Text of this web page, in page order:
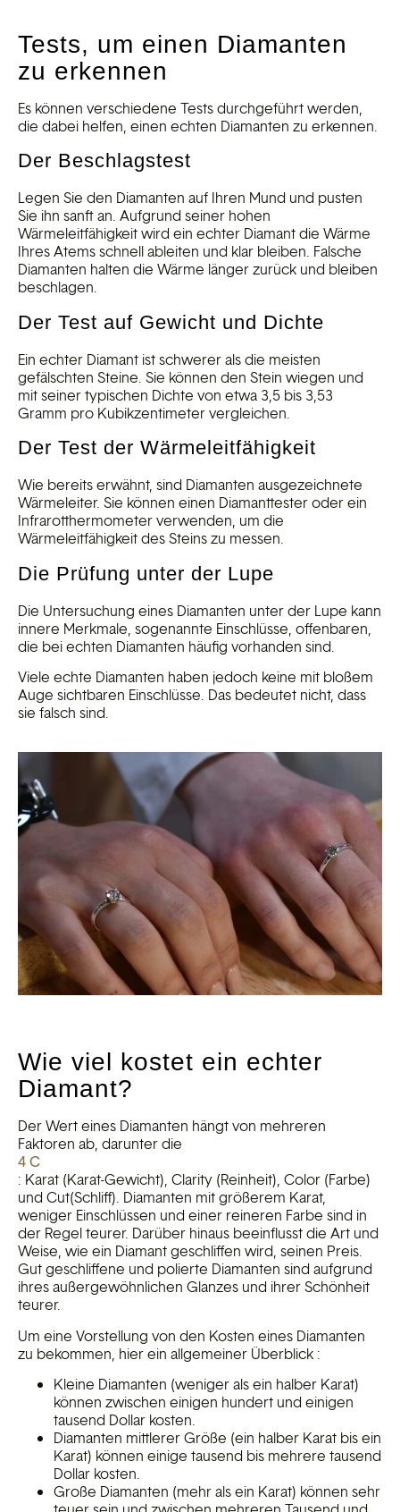
Tests, um einen Diamanten
zu erkennen
Es können verschiedene Tests durchgeführt werden,
die dabei helfen, einen echten Diamanten zu erkennen.
Der Beschlagstest
Legen Sie den Diamanten auf Ihren Mund und pusten
Sie ihn sanft an. Aufgrund seiner hohen
Wärmeleitfähigkeit wird ein echter Diamant die Wärme
Ihres Atems schnell ableiten und klar bleiben. Falsche
Diamanten halten die Wärme länger zurück und bleiben
beschlagen.
Der Test auf Gewicht und Dichte
Ein echter Diamant ist schwerer als die meisten
gefälschten Steine. Sie können den Stein wiegen und
mit seiner typischen Dichte von etwa 3,5 bis 3,53
Gramm pro Kubikzentimeter vergleichen.
Der Test der Wärmeleitfähigkeit
Wie bereits erwähnt, sind Diamanten ausgezeichnete
Wärmeleiter. Sie können einen Diamanttester oder ein
Infrarotthermometer verwenden, um die
Wärmeleitfähigkeit des Steins zu messen.
Die Prüfung unter der Lupe
Die Untersuchung eines Diamanten unter der Lupe kann
innere Merkmale, sogenannte Einschlüsse, offenbaren,
die bei echten Diamanten häufig vorhanden sind.
Viele echte Diamanten haben jedoch keine mit bloßem
Auge sichtbaren Einschlüsse. Das bedeutet nicht, dass
sie falsch sind.
Wie viel kostet ein echter
Diamant?
Der Wert eines Diamanten hängt von mehreren
Faktoren ab, darunter die
4 C
: Karat (Karat-Gewicht), Clarity (Reinheit), Color (Farbe)
und Cut(Schliff). Diamanten mit größerem Karat,
weniger Einschlüssen und einer reineren Farbe sind in
der Regel teurer. Darüber hinaus beeinflusst die Art und
Weise, wie ein Diamant geschliffen wird, seinen Preis.
Gut geschliffene und polierte Diamanten sind aufgrund
ihres außergewöhnlichen Glanzes und ihrer Schönheit
teurer.
Um eine Vorstellung von den Kosten eines Diamanten
zu bekommen, hier ein allgemeiner Überblick :
Kleine Diamanten (weniger als ein halber Karat)
können zwischen einigen hundert und einigen
tausend Dollar kosten.
Diamanten mittlerer Größe (ein halber Karat bis ein
Karat) können einige tausend bis mehrere tausend
Dollar kosten.
Große Diamanten (mehr als ein Karat) können sehr